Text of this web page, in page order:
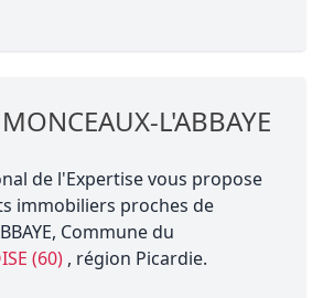
L'ABBAYE
de l'Expertise vous propose
immobiliers proches de
Commune du
(60) , région Picardie.